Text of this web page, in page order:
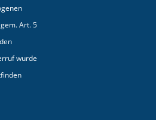
Art. 5
wurde